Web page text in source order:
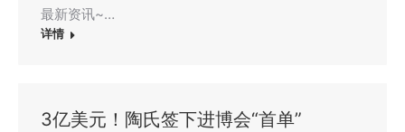
最新资讯~…
详情
3亿美元！陶氏签下进博会“首单”